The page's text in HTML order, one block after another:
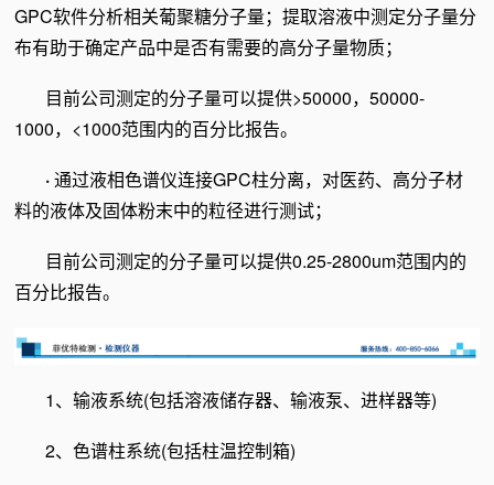
GPC软件分析相关葡聚糖分子量；提取溶液中测定分子量分
布有助于确定产品中是否有需要的高分子量物质；
目前公司测定的分子量可以提供>50000，50000-
1000，<1000范围内的百分比报告。
·通过液相色谱仪连接GPC柱分离，对医药、高分子材
料的液体及固体粉末中的粒径进行测试；
目前公司测定的分子量可以提供0.25-2800um范围内的
百分比报告。
1、输液系统(包括溶液储存器、输液泵、进样器等)
2、色谱柱系统(包括柱温控制箱)